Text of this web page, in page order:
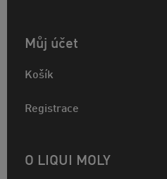
Můj účet
Košík
Registrace
O LIQUI MOLY